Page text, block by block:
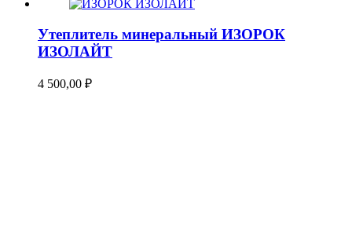
Утеплитель минеральный ИЗОРОК
ИЗОЛАЙТ
4 500,00 ₽